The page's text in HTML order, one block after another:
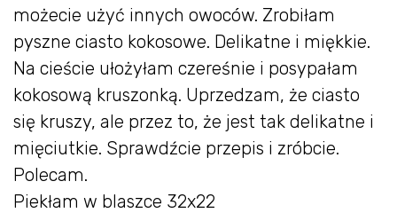
możecie użyć innych owoców. Zrobiłam
pyszne ciasto kokosowe. Delikatne i miękkie.
Na cieście ułożyłam czereśnie i posypałam
kokosową kruszonką. Uprzedzam, że ciasto
się kruszy, ale przez to, że jest tak delikatne i
mięciutkie. Sprawdźcie przepis i zróbcie.
Polecam.
Piekłam w blaszce 32x22